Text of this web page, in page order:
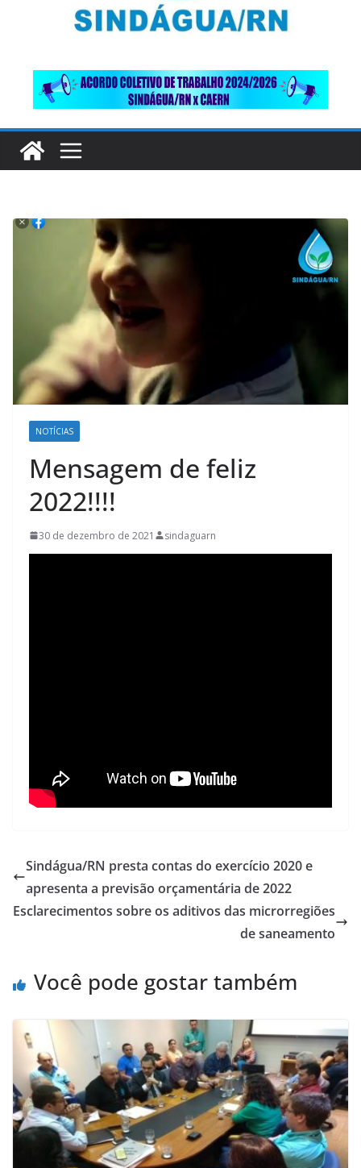
NOTÍCIAS
Mensagem de feliz
2022!!!!
30 de dezembro de 2021 sindaguarn
Sindágua/RN presta contas do exercício 2020 e
apresenta a previsão orçamentária de 2022
Esclarecimentos sobre os aditivos das microrregiões
de saneamento
Você pode gostar também